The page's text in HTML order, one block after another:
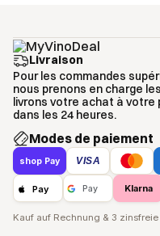
Livraison
Pour les commandes
nous prenons en charge
livrons votre achat à
dans les 24 heures.
Modes de paiement
shop Pay VISA
Pay Pay Klarna
Kauf auf Rechnung & 3